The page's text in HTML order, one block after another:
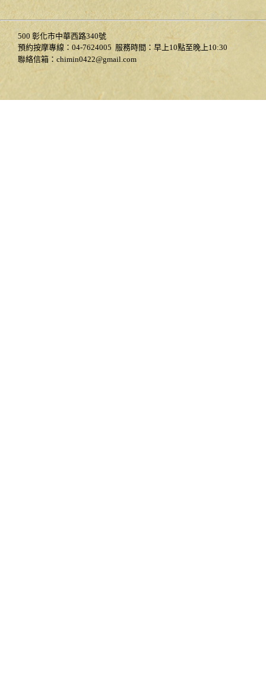
500 彰化市中華西路340號
預約按摩專線：04-7624005 服務時間：早上10點至晚上10:30
聯絡信箱：chimin0422@gmail.com